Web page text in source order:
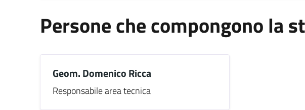
Persone che compongono la
Geom. Domenico Ricca
Responsabile area tecnica